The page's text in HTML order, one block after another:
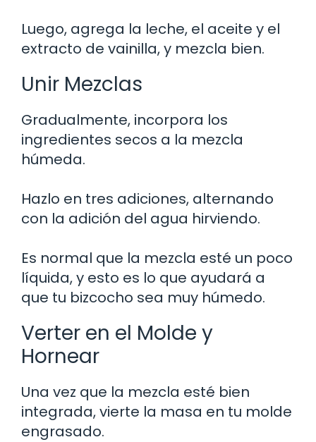
Luego, agrega la leche, el aceite y el
extracto de vainilla, y mezcla bien.
Unir Mezclas
Gradualmente, incorpora los
ingredientes secos a la mezcla
húmeda.
Hazlo en tres adiciones, alternando
con la adición del agua hirviendo.
Es normal que la mezcla esté un poco
líquida, y esto es lo que ayudará a
que tu bizcocho sea muy húmedo.
Verter en el Molde y
Hornear
Una vez que la mezcla esté bien
integrada, vierte la masa en tu molde
engrasado.